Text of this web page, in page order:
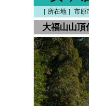
［ 所在地 ］市
大福山山頂